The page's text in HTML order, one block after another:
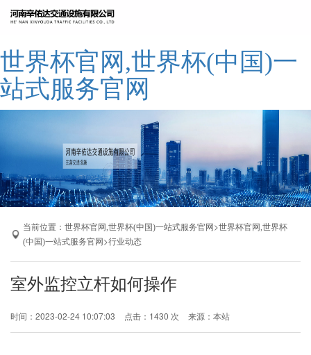
世界杯官网,世界杯(中国)一
站式服务官网
网站世界杯官网,世界杯(中国)一站式服
务官网
公司简介
世界杯官网,世界杯(中国)一站式服务官
产品展示
成功案例
厂区展示
当前位置： 世界杯官网,世界杯(中国)一站式服务官网 >世界杯官网,世界杯
(中国)一站式服务官网 >行业动态
室外监控立杆如何操作
时间：2023-02-24 10:07:03 点击：1430 次 来源：本站